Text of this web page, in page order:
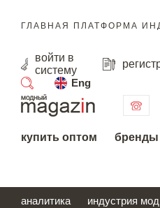
ГЛАВНАЯ ПЛАТФОРМА
войти в
систему
Eng
поиск
купить оптом бренды
аналитика индустрия